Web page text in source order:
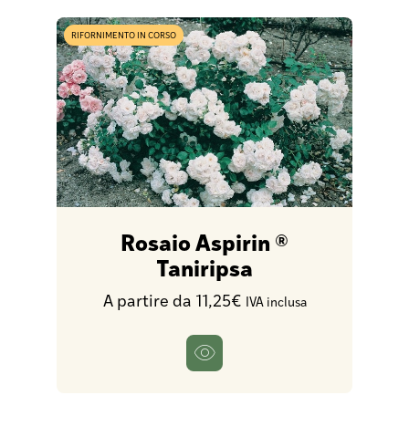
RIFORNIMENTO IN CORSO
Rosaio Aspirin ®
Taniripsa
A partire da 11,25€ IVA inclusa